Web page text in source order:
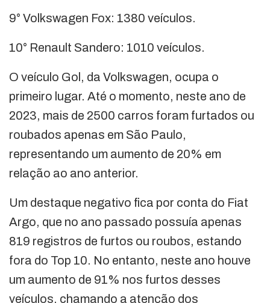
9° Volkswagen Fox: 1380 veículos.
10° Renault Sandero: 1010 veículos.
O veículo Gol, da Volkswagen, ocupa o
primeiro lugar. Até o momento, neste ano de
2023, mais de 2500 carros foram furtados ou
roubados apenas em São Paulo,
representando um aumento de 20% em
relação ao ano anterior.
Um destaque negativo fica por conta do Fiat
Argo, que no ano passado possuía apenas
819 registros de furtos ou roubos, estando
fora do Top 10. No entanto, neste ano houve
um aumento de 91% nos furtos desses
veículos, chamando a atenção dos